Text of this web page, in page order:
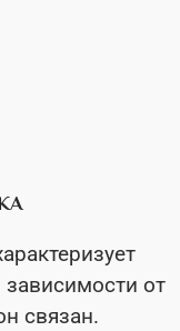
зависимости от
связан.